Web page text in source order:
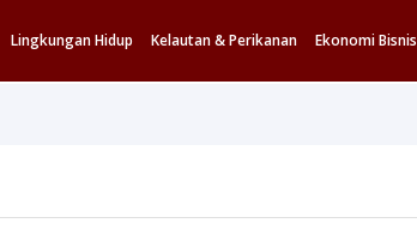
Lingkungan Hidup Kelautan & Perikanan Ekonomi Bisnis